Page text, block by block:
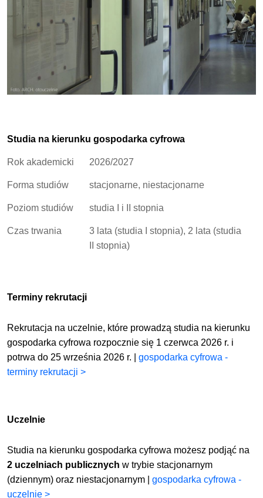
Studia na kierunku gospodarka cyfrowa
Rok akademicki 2026/2027
Forma studiów stacjonarne, niestacjonarne
Poziom studiów studia I i II stopnia
Czas trwania
3 lata (studia I stopnia), 2 lata (studia
II stopnia)
Terminy rekrutacji
Rekrutacja na uczelnie, które prowadzą studia na kierunku
gospodarka cyfrowa rozpocznie się 1 czerwca 2026 r. i
potrwa do 25 września 2026 r. |gospodarka cyfrowa -
terminy rekrutacji >
Uczelnie
Studia na kierunku gospodarka cyfrowa możesz podjąć na
2 uczelniach publicznych w trybie stacjonarnym
(dziennym) oraz niestacjonarnym |gospodarka cyfrowa -
uczelnie >